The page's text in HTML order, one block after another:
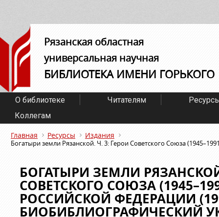
Рязанская областная
универсальная научная
БИБЛИОТЕКА ИМЕНИ ГОРЬКОГО
О библиотеке Читателям
Коллегам
Главная Ресурсы Издания
Богатыри земли Рязанской. Ч. 3: Герои Советского Союза
БОГАТЫРИ ЗЕМЛИ
СОВЕТСКОГО СОЮЗА
РОССИЙСКОЙ ФЕДЕРАЦИИ
БИОБИБЛИОГРАФИЧЕСКИЙ